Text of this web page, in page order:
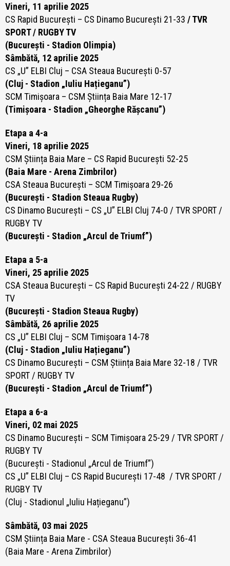
Vineri, 11 aprilie 2025
CS Rapid București – CS Dinamo București 21-33 / TVR
SPORT / RUGBY TV
(București - Stadion Olimpia)
Sâmbătă, 12 aprilie 2025
CS „U” ELBI Cluj – CSA Steaua București 0-57
(Cluj - Stadion „Iuliu Hațieganu”)
SCM Timișoara – CSM Știința Baia Mare 12-17
(Timișoara - Stadion „Gheorghe Rășcanu”)
Etapa a 4-a
Vineri, 18 aprilie 2025
CSM Știința Baia Mare – CS Rapid București 52-25
(Baia Mare - Arena Zimbrilor)
CSA Steaua București – SCM Timișoara 29-26
(București - Stadion Steaua Rugby)
CS Dinamo București – CS „U” ELBI Cluj 74-0 / TVR SPORT /
RUGBY TV
(București - Stadion „Arcul de Triumf”)
Etapa a 5-a
Vineri, 25 aprilie 2025
CSA Steaua București – CS Rapid București 24-22 / RUGBY
TV
(București - Stadion Steaua Rugby)
Sâmbătă, 26 aprilie 2025
CS „U” ELBI Cluj – SCM Timișoara 14-78
(Cluj - Stadion „Iuliu Hațieganu”)
CS Dinamo București – CSM Știința Baia Mare 32-18 / TVR
SPORT / RUGBY TV
(București - Stadion „Arcul de Triumf”)
Etapa a 6-a
Vineri, 02 mai 2025
CS Dinamo București – SCM Timișoara 25-29 / TVR SPORT /
RUGBY TV
(București - Stadionul „Arcul de Triumf”)
CS „U” ELBI Cluj – CS Rapid București 17-48 / TVR SPORT /
RUGBY TV
(Cluj - Stadionul „Iuliu Hațieganu”)
Sâmbătă, 03 mai 2025
CSM Știința Baia Mare - CSA Steaua București 36-41
(Baia Mare - Arena Zimbrilor)